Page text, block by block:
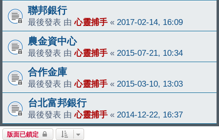
聯邦銀行
最後發表 由心靈捕手 « 2017-02-14, 16:09
農金資中心
最後發表 由心靈捕手 « 2015-07-21, 10:34
合作金庫
最後發表 由心靈捕手 « 2015-03-10, 13:03
台北富邦銀行
最後發表 由心靈捕手 « 2014-12-22, 16:37
版面已鎖定